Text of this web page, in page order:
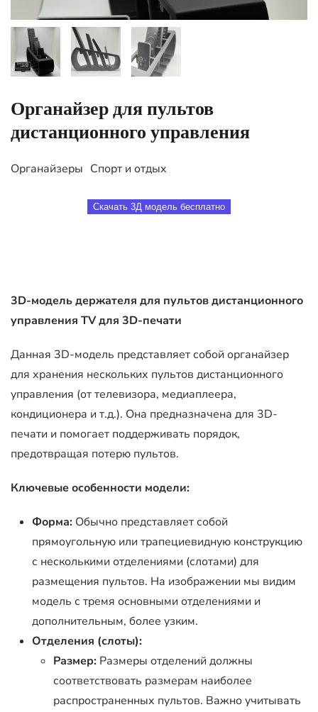
Органайзер для пультов
дистанционного управления
Органайзеры Спорт и отдых
Скачать 3Д модель бесплатно
3D-модель держателя для пультов дистанционного
управления TV для 3D-печати
Данная 3D-модель представляет собой органайзер
для хранения нескольких пультов дистанционного
управления (от телевизора, медиаплеера,
кондиционера и т.д.). Она предназначена для 3D-
печати и помогает поддерживать порядок,
предотвращая потерю пультов.
Ключевые особенности модели:
Форма: Обычно представляет собой
прямоугольную или трапециевидную конструкцию
с несколькими отделениями (слотами) для
размещения пультов. На изображении мы видим
модель с тремя основными отделениями и
дополнительным, более узким.
Отделения (слоты):
Размер: Размеры отделений должны
соответствовать размерам наиболее
распространенных пультов. Важно учитывать